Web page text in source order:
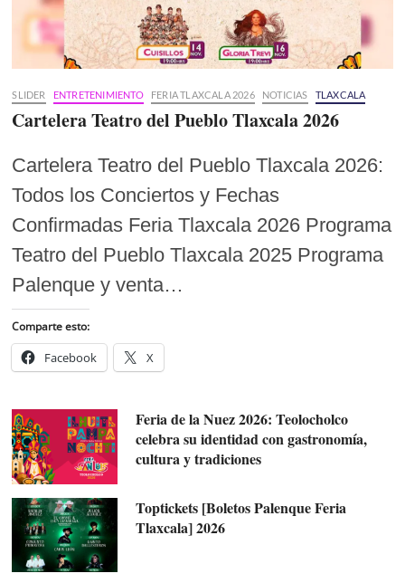
SLIDER ENTRETENIMIENTO FERIA TLAXCALA 2026 NOTICIAS TLAXCALA
Cartelera Teatro del Pueblo Tlaxcala 2026
Cartelera Teatro del Pueblo Tlaxcala 2026:
Todos los Conciertos y Fechas
Confirmadas Feria Tlaxcala 2026 Programa
Teatro del Pueblo Tlaxcala 2025 Programa
Palenque y venta…
Comparte esto:
Facebook X
Feria de la Nuez 2026: Teolocholco
celebra su identidad con gastronomía,
cultura y tradiciones
Toptickets [Boletos Palenque Feria
Tlaxcala] 2026